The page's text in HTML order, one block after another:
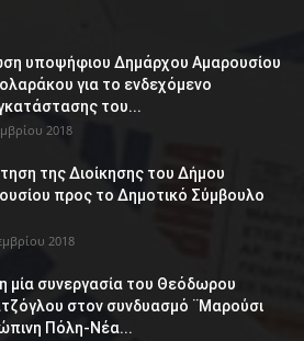
υποψήφιου Δημάρχου Αμαρουσίου
για το ενδεχόμενο
του...
2018
της Διοίκησης του Δήμου
προς το Δημοτικό Σύμβουλο
2018
μία συνεργασία του Θεόδωρου
στον συνδυασμό ¨Μαρούσι
Πόλη-Νέα...